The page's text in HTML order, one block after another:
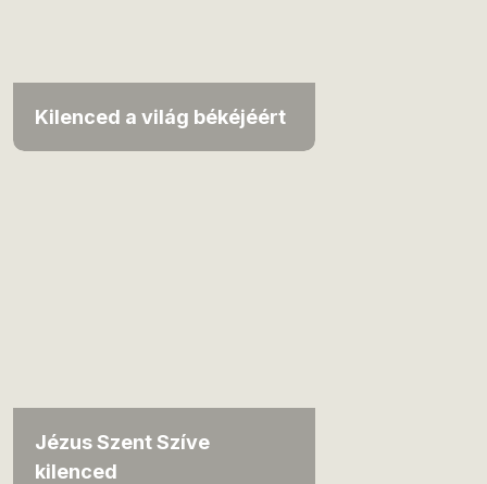
Kilenced a világ békéjéért
Jézus Szent Szíve
kilenced